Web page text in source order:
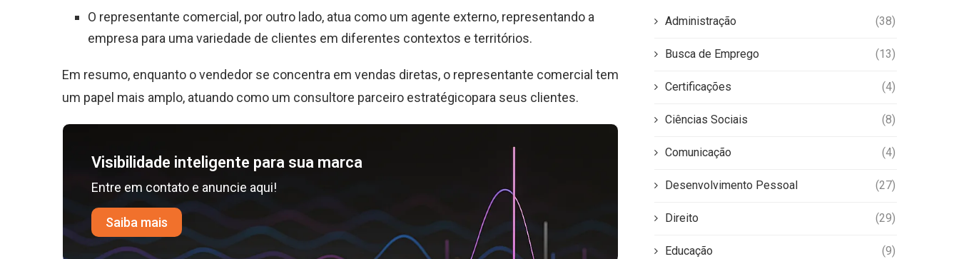
O representante comercial, por outro lado, atua como um agente externo, representando a
empresa para uma variedade de clientes em diferentes contextos e territórios.
Em resumo, enquanto o vendedor se concentra em vendas diretas, o representante comercial tem
um papel mais amplo, atuando como um consultore parceiro estratégicopara seus clientes.
Visibilidade inteligente para sua marca
Entre em contato e anuncie aqui!
Saiba mais
Administração (38)
Busca de Emprego (13)
Certificações (4)
Ciências Sociais (8)
Comunicação (4)
Desenvolvimento Pessoal (27)
Direito (29)
Educação (9)